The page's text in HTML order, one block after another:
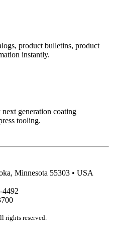
product bulletins, product
instantly.
generation coating
tooling.
Minnesota 55303 • USA
4492
rights reserved.